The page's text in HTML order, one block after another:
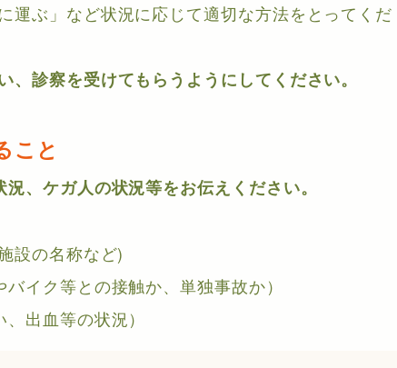
運ぶ」など状況に応じて適切な方法をとってくだ
診察を受けてもらうようにしてください。
こと
、ケガ人の状況等をお伝えください。
設の名称など)
イク等との接触か、単独事故か）
出血等の状況）